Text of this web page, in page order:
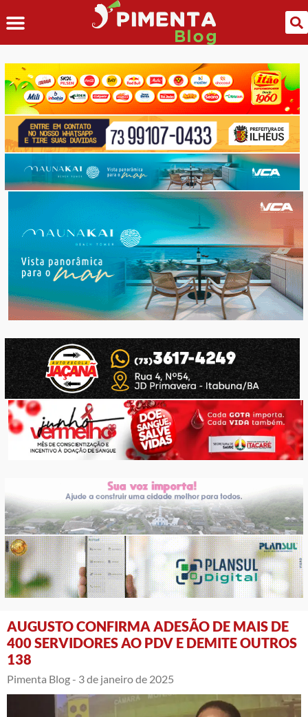
AUGUSTO CONFIRMA ADESÃO DE MAIS DE
400 SERVIDORES AO PDV E DEMITE OUTROS
138
Pimenta Blog - 3 de janeiro de 2025